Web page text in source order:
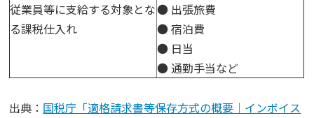
従業員等に支給する対象とな
る課税仕入れ
● 出張旅費
● 宿泊費
● 日当
● 通勤手当など
出典： 国税庁「適格請求書等保存方式の概要｜インボイス